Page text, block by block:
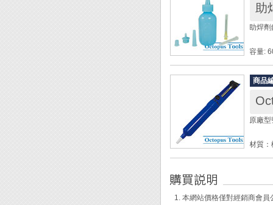
◆ 在
◆ 降低
◆ 可客
[緊急
醫。
2. 接
打急
助
助焊
容量:
材質:
針孔
◆ 本
◆ 可控
◆ 耐用
商品
原廠
材質
長度
重量
1. 本網站價格僅對經銷商會